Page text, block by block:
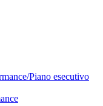
Piano esecutivo